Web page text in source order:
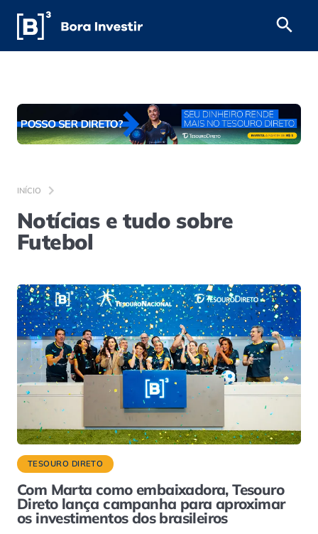
INÍCIO
Notícias e tudo sobre
Futebol
TESOURO DIRETO
Com Marta como embaixadora, Tesouro
Direto lança campanha para aproximar
os investimentos dos brasileiros